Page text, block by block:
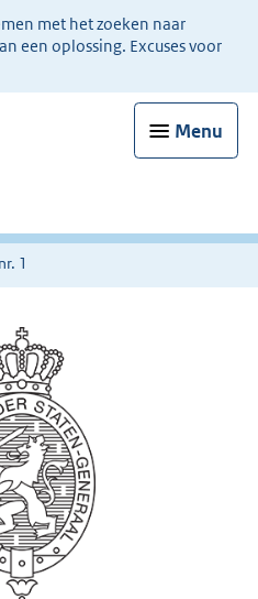
met het zoeken naar
een oplossing. Excuses voor
Menu
1